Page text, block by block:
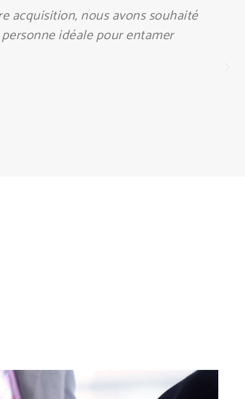
de celui-ci alors que la retraite
la cession de mon cabinet !